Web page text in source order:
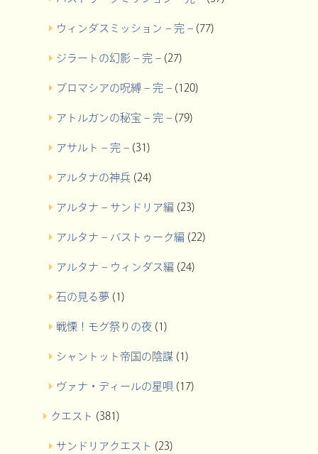
ウィンダスミッション – 完 –(77)
ジラートの幻影 – 完 –(27)
プロマシアの呪縛 – 完 –(120)
アトルガンの秘宝 – 完 –(79)
アサルト – 完 –(31)
アルタナの神兵(24)
アルタナ – サンドリア編 (23)
アルタナ – バストゥーク編 (22)
アルタナ – ウィンダス編 (24)
石の見る夢 (1)
戦慄！モグ祭りの夜(1)
シャントット帝国の陰謀(1)
ヴァナ・ディールの星唄 (17)
クエスト (381)
サンドリアクエスト (23)